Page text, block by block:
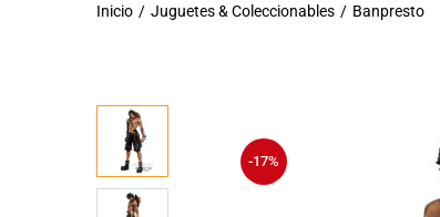
Inicio Juguetes & Coleccionables Banpresto
-17%